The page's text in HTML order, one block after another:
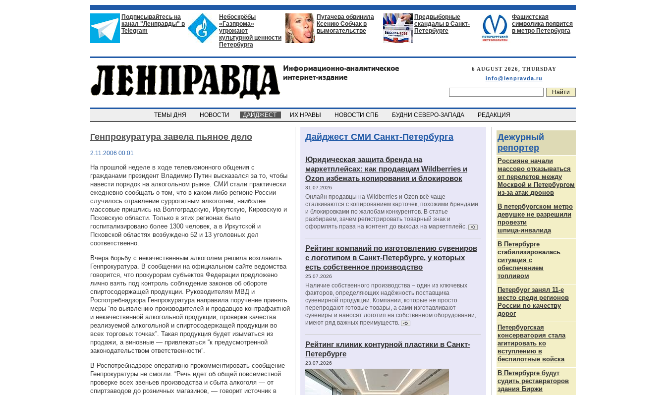
Подписывайтесь на
канал "Ленправды" в
Telegram
Небоскрёбы
«Газпрома»
угрожают
культурной ценности
Петербурга
Пугачева обвинила
Ксению Собчак в
вымогательстве
Предвыборные
скандалы в Санкт-
Петербурге
Фашистская
символика появится
в метро Петербурга
6 AUGUST 2026, THURSDAY
info@lenpravda.ru
ТЕМЫ ДНЯ НОВОСТИ ДАЙДЖЕСТ ИХ НРАВЫ НОВОСТИ СПБ БУДНИ СЕВЕРО-ЗАПАДА РЕДАКЦИЯ
Генпрокуратура завела пьяное дело
2.11.2006 00:01
На прошлой неделе в ходе телевизионного общения с
гражданами президент Владимир Путин высказался за то, чтобы
навести порядок на алкогольном рынке. СМИ стали практически
ежедневно сообщать о том, что в каком-либо регионе России
случилось отравление суррогатным алкоголем, наиболее
массовые пришлись на Волгоградскую, Иркутскую, Кировскую и
Псковскую области. Только в этих регионах было
госпитализировано более 1300 человек, а в Иркутской и
Псковской областях возбуждено 52 и 13 уголовных дел
соответственно.
Вчера борьбу с некачественным алкоголем решила возглавить
Генпрокуратура. В сообщении на официальном сайте ведомства
говорится, что прокурорам субъектов Федерации предложено
лично взять под контроль соблюдение законов об обороте
спиртосодержащей продукции. Руководителям МВД и
Роспотребнадзора Генпрокуратура направила поручение принять
меры “по выявлению производителей и продавцов контрафактной
и некачественной алкогольной продукции, проверке качества
реализуемой алкогольной и спиртосодержащей продукции во
всех торговых точках”. Такая продукция будет изыматься из
продажи, а виновные — привлекаться “к предусмотренной
законодательством ответственности”.
В Роспотребнадзоре оперативно прокомментировать сообщение
Генпрокуратуры не смогли. “Речь идет об общей повсеместной
проверке всех звеньев производства и сбыта алкоголя — от
спиртзаводов до розничных магазинов, — говорит источник в
Дайджест СМИ Санкт-Петербурга
Юридическая защита бренда на
маркетплейсах: как продавцам Wildberries и
Ozon избежать копирования и блокировок
31.07.2026
Онлайн продавцы на Wildberries и Ozon всё чаще
сталкиваются с копированием карточек, похожими брендами
и блокировками по жалобам конкурентов. В статье
разбираем, зачем регистрировать товарный знак и
оформлять права на контент до выхода на маркетплейс.
Рейтинг компаний по изготовлению сувениров
с логотипом в Санкт-Петербурге, у которых
есть собственное производство
25.07.2026
Наличие собственного производства – один из ключевых
факторов, определяющих надёжность поставщика
сувенирной продукции. Компании, которые не просто
перепродают готовые товары, а сами изготавливают
сувениры и наносят логотип на собственном оборудовании,
имеют ряд важных преимуществ.
Рейтинг клиник контурной пластики в Санкт-
Петербурге
23.07.2026
Дежурный
репортер
Россияне начали
массово отказываться
от перелетов между
Москвой и Петербургом
из-за атак дронов
В петербургском метро
девушке не разрешили
провезти
шпица‑инвалида
В Петербурге
стабилизировалась
ситуация с
обеспечением
топливом
Петербург занял 11-е
место среди регионов
России по качеству
дорог
Петербургская
консерватория стала
агитировать ко
вступлению в
беспилотные войска
В Петербурге будут
судить реставраторов
здания Биржи